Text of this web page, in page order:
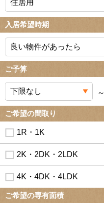
入居希望時期
ご予算
～
ご希望の間取り
1R・1K
2K・2DK・2LDK
4K・4DK・4LDK
ご希望の専有面積